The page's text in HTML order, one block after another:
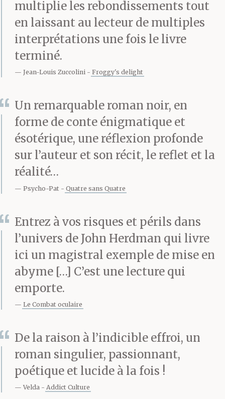
elles tournentvraiment
mal, vous pourriez
finalement vous
répondre à une annonce
de rédacteur anonyme
– et vous dire qu’après
tout, c’est là une chose
on ne peut plus
postmoderne.
C’est ainsi que j’ai
rencontré Torquil Tod.
Et c’est ainsi que j’en
récit, dans la crainte
mortelle que Tod décide
de se passer de moi
multiplie les rebondissements tout
en laissant au lecteur de multiples
interprétations une fois le livre
terminé.
Jean-Louis Zuccolini Froggy's delight
Un remarquable roman noir, en
forme de conte énigmatique et
ésotérique, une réflexion profonde
sur l’auteur et son récit, le reflet et la
réalité…
Psycho-Pat Quatre sans Quatre
Entrez à vos risques et périls dans
l’univers de John Herdman qui livre
ici un magistral exemple de mise en
abyme […] C’est une lecture qui
emporte.
Le Combat oculaire
De la raison à l’indicible effroi, un
roman singulier, passionnant,
poétique et lucide à la fois !
Velda Addict Culture